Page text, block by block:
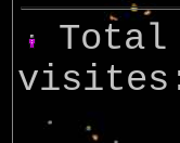
Total